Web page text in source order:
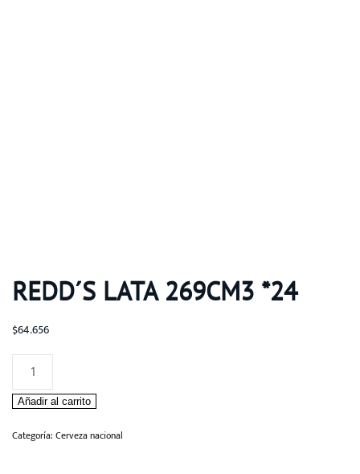
REDD´S LATA 269CM3 *24
$64.656
Redd
´s
Lata
269cm3
Añadir al carrito
Categoría: Cerveza nacional